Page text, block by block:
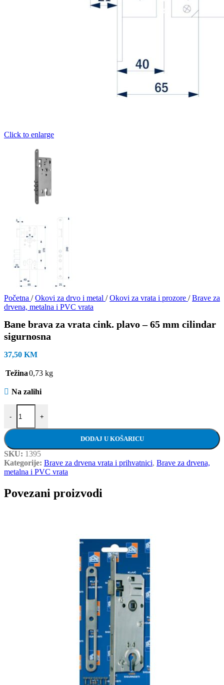
Click to enlarge
Početna / Okovi za drvo i metal / Okovi za vrata i prozore / Brave za
drvena, metalna i PVC vrata
Bane brava za vrata cink. plavo – 65 mm cilindar
sigurnosna
37,50 KM
Težina0,73 kg
Na zalihi
-
Bane brava za vrata cink. plavo - 65 mm cilindar sigurnosna količina
+
DODAJ U KOŠARICU
SKU: 1395
Kategorije: Brave za drvena vrata i prihvatnici, Brave za drvena,
metalna i PVC vrata
Povezani proizvodi